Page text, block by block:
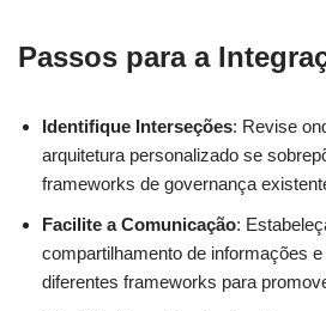
Passos para a
Identifique Interseções: Revise
arquitetura personalizado se
frameworks de governança
Facilite a Comunicação:
compartilhamento de informações
diferentes frameworks para